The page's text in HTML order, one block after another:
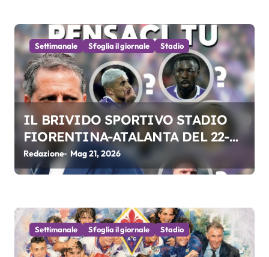
i
c
o
l
Settimanale Sfoglia il giornale Stadio
IL BRIVIDO SPORTIVO STADIO
FIORENTINA-ATALANTA DEL 22-
05-2026
Redazione Mag 21, 2026
Settimanale Sfoglia il giornale Stadio